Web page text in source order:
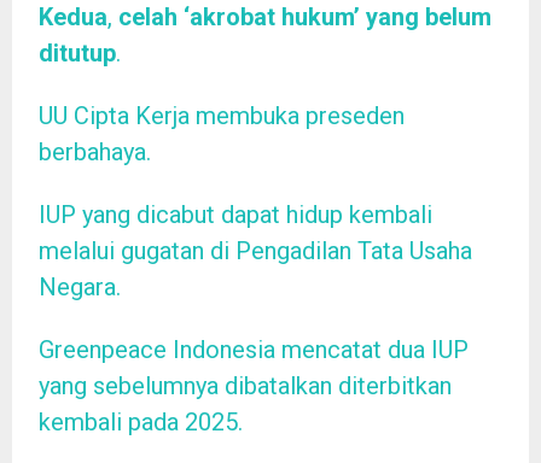
Kedua, celah ‘akrobat hukum’ yang belum
ditutup.
UU Cipta Kerja membuka preseden
berbahaya.
IUP yang dicabut dapat hidup kembali
melalui gugatan di Pengadilan Tata Usaha
Negara.
Greenpeace Indonesia mencatat dua IUP
yang sebelumnya dibatalkan diterbitkan
kembali pada 2025.